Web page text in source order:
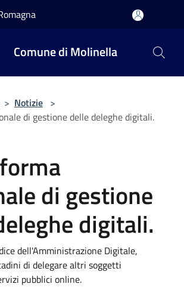
Comune di Molinella
> Notizie >
di gestione delle deleghe digitali.
di gestione
digitali.
dell'Amministrazione Digitale,
di delegare altri soggetti
pubblici online.